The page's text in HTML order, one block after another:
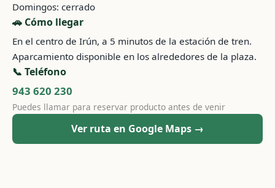
Domingos: cerrado
🚗 Cómo llegar
En el centro de Irún, a 5 minutos de la estación de tren.
Aparcamiento disponible en los alrededores de la plaza.
📞 Teléfono
943 620 230
Puedes llamar para reservar producto antes de venir
Ver ruta en Google Maps →